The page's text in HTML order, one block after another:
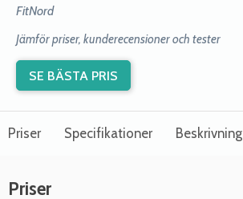
FitNord
Jämför priser, kunderecensioner och tester
SE BÄSTA PRIS
Priser Specifikationer Beskrivning
Priser